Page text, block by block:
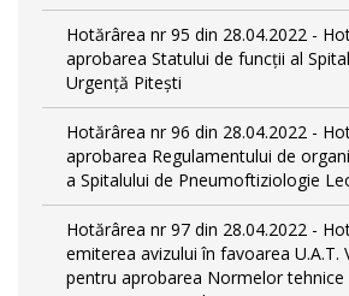
Hotărârea nr 95 din 28.04.2022 -
aprobarea Statului de funcții al
Urgență Pitești
Hotărârea nr 96 din 28.04.2022 -
aprobarea Regulamentului de
a Spitalului de Pneumoftiziologie
Hotărârea nr 97 din 28.04.2022 -
emiterea avizului în favoarea U.A.T.
pentru aprobarea Normelor tehnice